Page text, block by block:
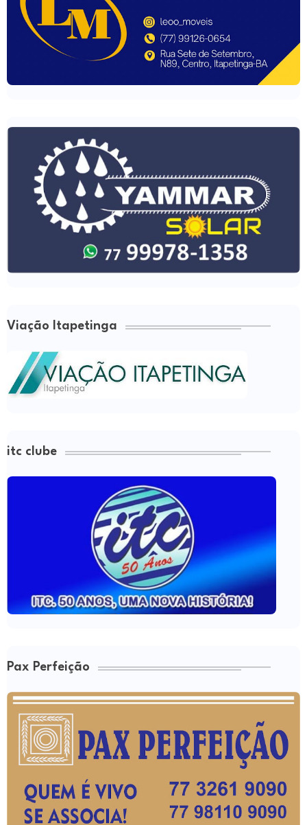
Viação Itapetinga
itc clube
Pax Perfeição